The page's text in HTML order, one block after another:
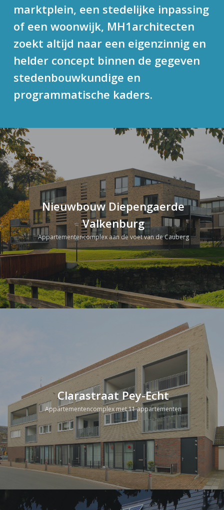
marktplein, een stedelijke inpassing
of een woonwijk, MH1architecten
zoekt altijd naar een eigenzinnig en
helder concept binnen de gegeven
stedenbouwkundige en
programmatische kaders.
Nieuwbouw Diepengaerde
Valkenburg
Appartementencomplex aan de voet van de Cauberg
Clarastraat Pey-Echt
Appartementencomplex met 11 appartementen